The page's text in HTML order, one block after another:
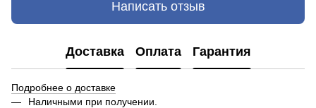
Написать отзыв
Доставка Оплата Гарантия
Подробнее о доставке
Наличными при получении.